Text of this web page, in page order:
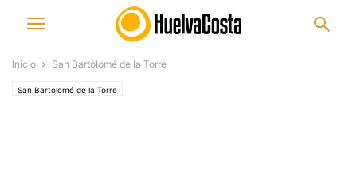
Inicio San Bartolomé de la Torre
San Bartolomé de la Torre